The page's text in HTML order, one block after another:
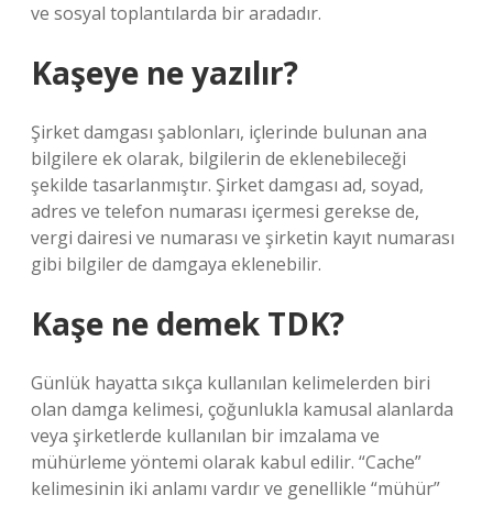
ve sosyal toplantılarda bir aradadır.
Kaşeye ne yazılır?
Şirket damgası şablonları, içlerinde bulunan ana
bilgilere ek olarak, bilgilerin de eklenebileceği
şekilde tasarlanmıştır. Şirket damgası ad, soyad,
adres ve telefon numarası içermesi gerekse de,
vergi dairesi ve numarası ve şirketin kayıt numarası
gibi bilgiler de damgaya eklenebilir.
Kaşe ne demek TDK?
Günlük hayatta sıkça kullanılan kelimelerden biri
olan damga kelimesi, çoğunlukla kamusal alanlarda
veya şirketlerde kullanılan bir imzalama ve
mühürleme yöntemi olarak kabul edilir. “Cache”
kelimesinin iki anlamı vardır ve genellikle “mühür”